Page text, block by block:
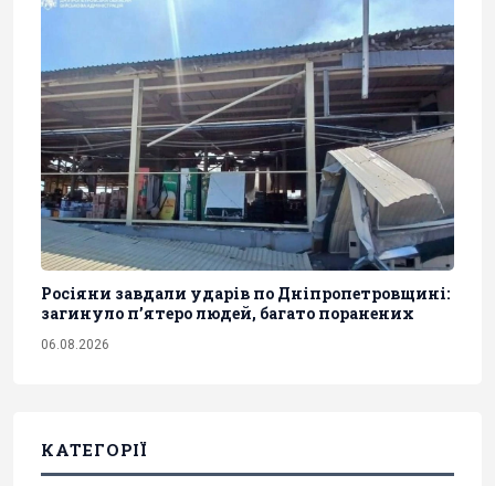
Росіяни завдали ударів по Дніпропетровщині:
загинуло пʼятеро людей, багато поранених
06.08.2026
КАТЕГОРІЇ